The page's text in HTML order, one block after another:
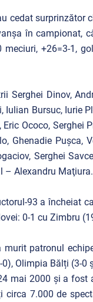
cedat
în campionat,
meciuri, +26=3-1,
Serghei Dinov,
Iulian Bursuc, Iurie
Ococo, Serghei
Ghenadie Pușca,
Serghei
– Alexandru
93 a încheiat
0-1 cu Zimbru
patronul
Olimpia Bălți (3-0
mai 2000 și a
circa 7.000 de